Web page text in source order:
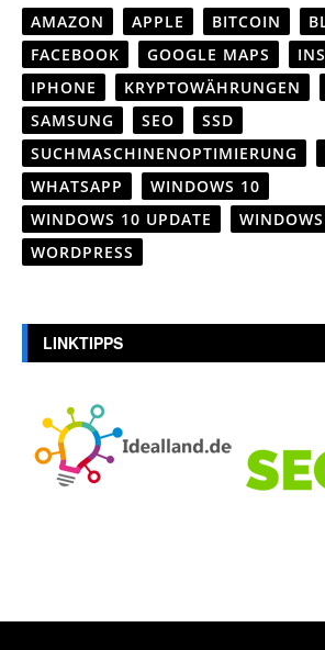
AMAZON APPLE BITCOIN
FACEBOOK
GOOGLE MAPS
IPHONE
KRYPTOWÄHRUNGEN
SAMSUNG
SEO
SSD
SUCHMASCHINENOPTIMIERUNG
WHATSAPP
WINDOWS 10
WINDOWS 10 UPDATE
WORDPRESS
LINKTIPPS